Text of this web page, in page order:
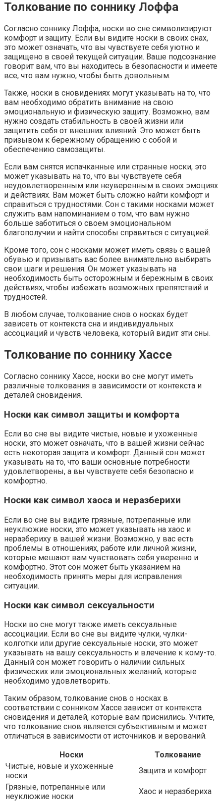
Толкование по соннику Лоффа
Согласно соннику Лоффа, носки во сне символизируют
комфорт и защиту. Если вы видите носки в своих снах,
это может означать, что вы чувствуете себя уютно и
защищено в своей текущей ситуации. Ваше подсознание
говорит вам, что вы находитесь в безопасности и имеете
все, что вам нужно, чтобы быть довольным.
Также, носки в сновидениях могут указывать на то, что
вам необходимо обратить внимание на свою
эмоциональную и физическую защиту. Возможно, вам
нужно создать стабильность в своей жизни или
защитить себя от внешних влияний. Это может быть
призывом к бережному обращению с собой и
обеспечению самозащиты.
Если вам снятся испачканные или странные носки, это
может указывать на то, что вы чувствуете себя
неудовлетворенным или неуверенным в своих эмоциях
и действиях. Вам может быть сложно найти комфорт и
справиться с трудностями. Сон с такими носками может
служить вам напоминанием о том, что вам нужно
больше заботиться о своем эмоциональном
благополучии и найти способы справиться с ситуацией.
Кроме того, сон с носками может иметь связь с вашей
обувью и призывать вас более внимательно выбирать
свои шаги и решения. Он может указывать на
необходимость быть осторожным и бережным в своих
действиях, чтобы избежать возможных препятствий и
трудностей.
В любом случае, толкование снов о носках будет
зависеть от контекста сна и индивидуальных
ассоциаций и чувств человека, который видит эти сны.
Толкование по соннику Хассе
Согласно соннику Хассе, носки во сне могут иметь
различные толкования в зависимости от контекста и
деталей сновидения.
Носки как символ защиты и комфорта
Если во сне вы видите чистые, новые и ухоженные
носки, это может означать, что в вашей жизни сейчас
есть некоторая защита и комфорт. Данный сон может
указывать на то, что ваши основные потребности
удовлетворены, а вы чувствуете себя безопасно и
комфортно.
Носки как символ хаоса и неразберихи
Если во сне вы видите грязные, потрепанные или
неуклюжие носки, это может указывать на хаос и
неразбериху в вашей жизни. Возможно, у вас есть
проблемы в отношениях, работе или личной жизни,
которые мешают вам чувствовать себя уверенно и
комфортно. Этот сон может быть указанием на
необходимость принять меры для исправления
ситуации.
Носки как символ сексуальности
Носки во сне могут также иметь сексуальные
ассоциации. Если во сне вы видите чулки, чулки-
колготки или другие сексуальные носки, это может
указывать на вашу сексуальность и влечение к кому-то.
Данный сон может говорить о наличии сильных
физических или эмоциональных желаний, которые
необходимо удовлетворить.
Таким образом, толкование снов о носках в
соответствии с сонником Хассе зависит от контекста
сновидения и деталей, которые вам приснились. Учтите,
что толкование снов является субъективным и может
отличаться в зависимости от источников и верований.
Носки
Толкование
Чистые, новые и ухоженные
носки
Защита и комфорт
Грязные, потрепанные или
неуклюжие носки
Хаос и неразбериха